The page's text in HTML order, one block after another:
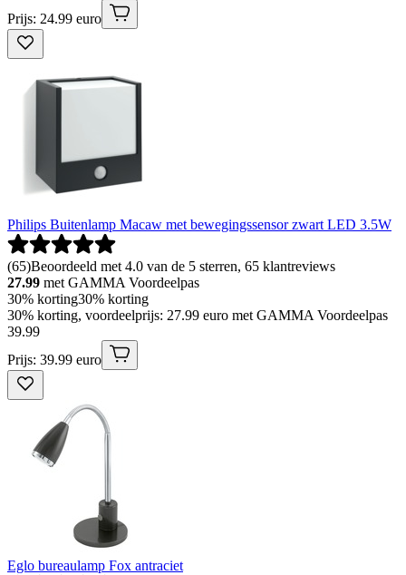
Prijs: 24.99 euro
Philips Buitenlamp Macaw met bewegingssensor zwart LED 3.5W
(65)Beoordeeld met 4.0 van de 5 sterren, 65 klantreviews
27.99 met GAMMA Voordeelpas
30% korting30% korting
30% korting, voordeelprijs: 27.99 euro met GAMMA Voordeelpas
39.99
Prijs: 39.99 euro
Eglo bureaulamp Fox antraciet